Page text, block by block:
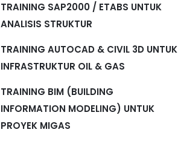
TRAINING SAP2000 / ETABS UNTUK
ANALISIS STRUKTUR
TRAINING AUTOCAD & CIVIL 3D UNTUK
INFRASTRUKTUR OIL & GAS
TRAINING BIM (BUILDING
INFORMATION MODELING) UNTUK
PROYEK MIGAS